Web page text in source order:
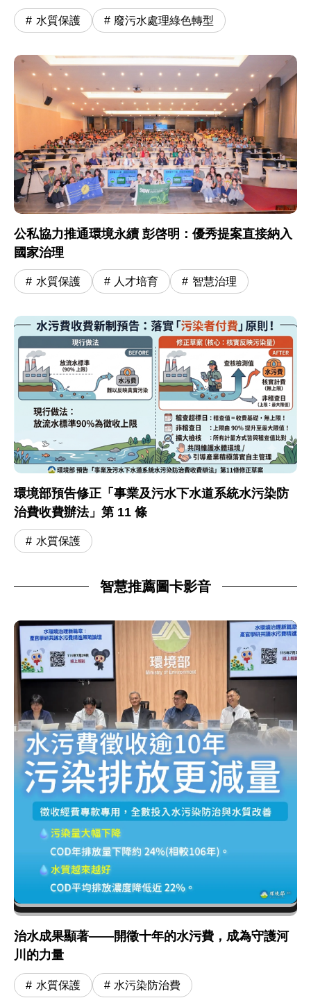
水質保護 廢污水處理綠色轉型
公私協力推通環境永續 彭啓明：優秀提案直接納入
國家治理
水質保護 人才培育 智慧治理
環境部預告修正「事業及污水下水道系統水污染防
治費收費辦法」第 11 條
水質保護
智慧推薦圖卡影音
治水成果顯著——開徵十年的水污費，成為守護河
川的力量
水質保護 水污染防治費